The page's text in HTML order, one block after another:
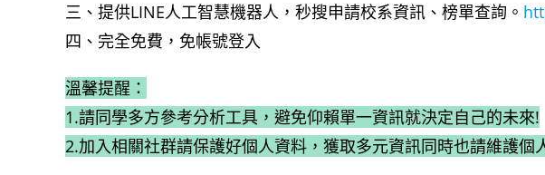
三、提供LINE人工智慧機器人，秒搜申請校系資訊、榜單查詢。
四、完全免費，免帳號登入
溫馨提醒：
1.請同學多方參考分析工具，避免仰賴單一資訊就決定自己的未來!
2.加入相關社群請保護好個人資料，獲取多元資訊同時也請維護個